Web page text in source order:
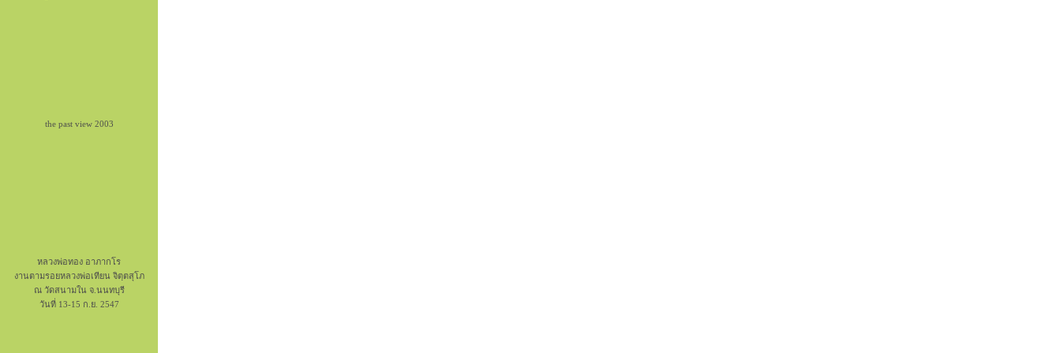
the past view 2003
หลวงพ่อทอง อาภากโร
งานตามรอยหลวงพ่อเทียน จิตฺตสุโภ
ณ วัดสนามใน จ.นนทบุรี
วันที่ 13-15 ก.ย. 2547